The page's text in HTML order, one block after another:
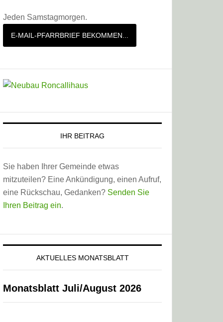
Jeden Samstagmorgen.
E-MAIL-PFARRBRIEF BEKOMMEN...
IHR BEITRAG
Sie haben Ihrer Gemeinde etwas
mitzuteilen? Eine Ankündigung, einen Aufruf,
eine Rückschau, Gedanken? Senden Sie
Ihren Beitrag ein.
AKTUELLES MONATSBLATT
Monatsblatt Juli/August 2026